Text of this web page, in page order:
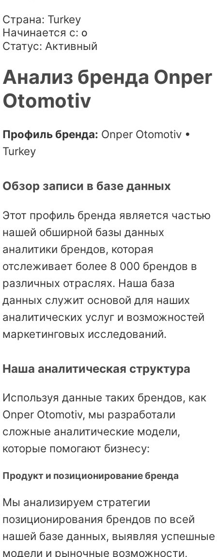
Страна: Turkey
Начинается с: O
Статус: Активный
Анализ бренда Onper
Otomotiv
Профиль бренда: Onper Otomotiv •
Turkey
Обзор записи в базе данных
Этот профиль бренда является частью
нашей обширной базы данных
аналитики брендов, которая
отслеживает более 8 000 брендов в
различных отраслях. Наша база
данных служит основой для наших
аналитических услуг и возможностей
маркетинговых исследований.
Наша аналитическая структура
Используя данные таких брендов, как
Onper Otomotiv, мы разработали
сложные аналитические модели,
которые помогают бизнесу:
Продукт и позиционирование бренда
Мы анализируем стратегии
позиционирования брендов по всей
нашей базе данных, выявляя успешные
модели и рыночные возможности,